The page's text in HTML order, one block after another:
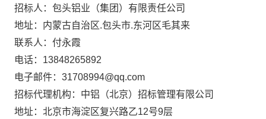
招标人：包头铝业（集团）有限责任公司
地址：内蒙古自治区.包头市.东河区毛其来
联系人：付永霞
电话：13848265892
电子邮件：31708994@qq.com
招标代理机构：中铝（北京）招标管理有限公司
地址：北京市海淀区复兴路乙12号9层